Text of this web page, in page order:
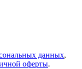
данных,
оферты.